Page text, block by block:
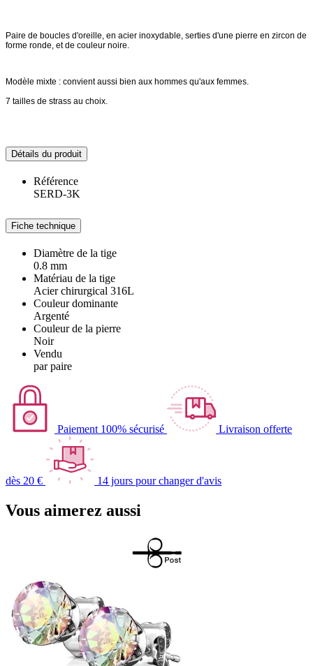
Paire de boucles d'oreille, en acier inoxydable, serties d'une pierre en zircon de
forme ronde, et de couleur noire.
Modèle mixte : convient aussi bien aux hommes qu'aux femmes.
7 tailles de strass au choix.
Détails du produit
Référence
SERD-3K
Fiche technique
Diamètre de la tige
0.8 mm
Matériau de la tige
Acier chirurgical 316L
Couleur dominante
Argenté
Couleur de la pierre
Noir
Vendu
par paire
Paiement 100% sécurisé Livraison offerte
dès 20 € 14 jours pour changer d'avis
Vous aimerez aussi